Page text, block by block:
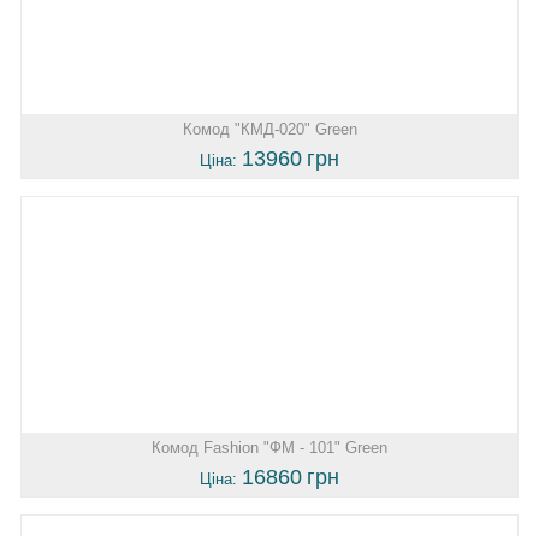
Комод "КМД-020" Green
Ціна: 13960 грн
Комод Fashion "ФМ - 101" Green
Ціна: 16860 грн